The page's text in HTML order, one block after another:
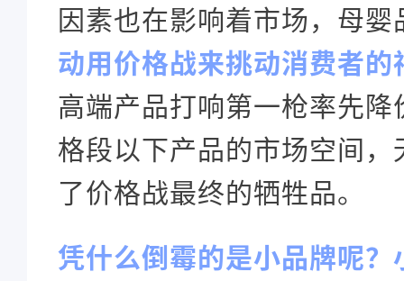
因素也在影响着市场，母
动用价格战来挑动消费者的
高端产品打响第一枪率先
格段以下产品的市场空间
了价格战最终的牺牲品。
凭什么倒霉的是小品牌呢